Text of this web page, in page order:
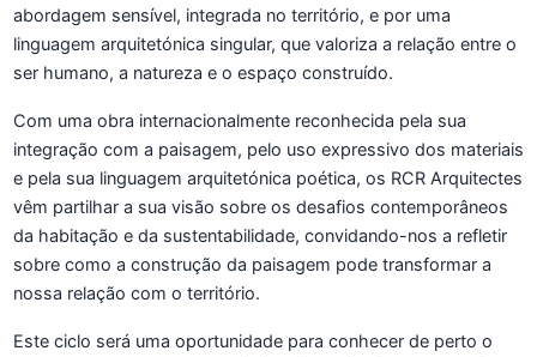
abordagem sensível, integrada no território, e por uma
linguagem arquitetónica singular, que valoriza a relação entre o
ser humano, a natureza e o espaço construído.
Com uma obra internacionalmente reconhecida pela sua
integração com a paisagem, pelo uso expressivo dos materiais
e pela sua linguagem arquitetónica poética, os RCR Arquitectes
vêm partilhar a sua visão sobre os desafios contemporâneos
da habitação e da sustentabilidade, convidando-nos a refletir
sobre como a construção da paisagem pode transformar a
nossa relação com o território.
Este ciclo será uma oportunidade para conhecer de perto o